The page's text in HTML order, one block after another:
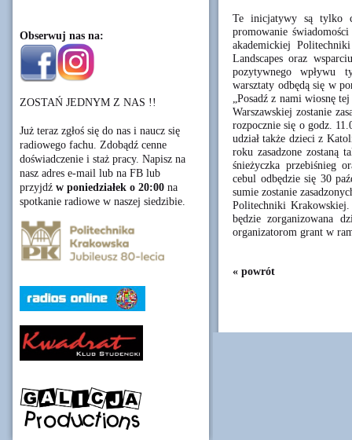
Obserwuj nas na:
ZOSTAŃ JEDNYM Z NAS !!
Już teraz zgłoś się do nas i naucz się
radiowego fachu. Zdobądź cenne
doświadczenie i staż pracy. Napisz na
nasz adres e-mail lub na FB lub
przyjdź w poniedziałek o 20:00 na
spotkanie radiowe w naszej siedzibie.
Te inicjatywy są tylko
promowanie
akademickiej
Landscapes oraz
pozytywnego wpływu
warsztaty odbędą się w
„Posadź z nami wiosnę
Warszawskiej zostanie
rozpocznie się o godz.
udział także dzieci z
roku zasadzone zostaną
śnieżyczka przebiśnieg
cebul odbędzie się 30
sumie zostanie
Politechniki
będzie zorganizowana
organizatorom grant w
« powrót